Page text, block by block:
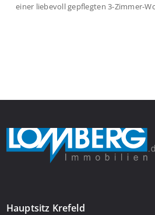
einer liebevoll gepflegten 3-Zimmer-
Hauptsitz Krefeld